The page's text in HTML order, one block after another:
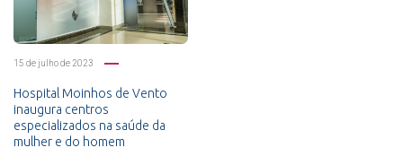
15 de julho de 2023
Hospital Moinhos de Vento
inaugura centros
especializados na saúde da
mulher e do homem